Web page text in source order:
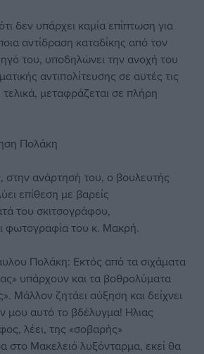
δεν υπάρχει καμία επίπτωση για
αντίδραση καταδίκης από τον
του, υποδηλώνει την ανοχή του
αντιπολίτευσης σε αυτές τις
μεταφράζεται σε πλήρη
Πολάκη
στην ανάρτησή του, ο βουλευτής
επίθεση με βαρείς
του σκιτσογράφου,
φωτογραφία του κ. Μακρή.
Πολάκη: Εκτός από τα σιχάματα
υπάρχουν και τα βοθρολύματα
Μάλλον ζητάει αύξηση και δείχνει
μου αυτό το βδέλυγμα! Ηλιας
λέει, της «σοβαρής»
στο Μακελειό λυξόνταρμα, εκεί θα